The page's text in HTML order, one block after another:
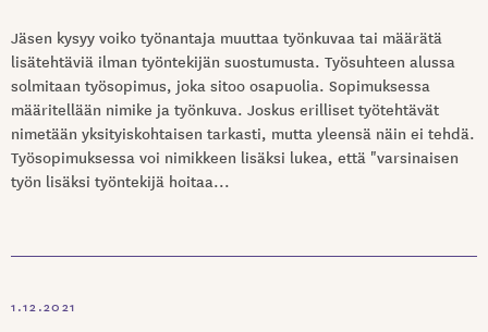
Jäsen kysyy voiko työnantaja muuttaa työnkuvaa tai määrätä
lisätehtäviä ilman työntekijän suostumusta. Työsuhteen alussa
solmitaan työsopimus, joka sitoo osapuolia. Sopimuksessa
määritellään nimike ja työnkuva. Joskus erilliset työtehtävät
nimetään yksityiskohtaisen tarkasti, mutta yleensä näin ei tehdä.
Työsopimuksessa voi nimikkeen lisäksi lukea, että "varsinaisen
työn lisäksi työntekijä hoitaa...
1.12.2021